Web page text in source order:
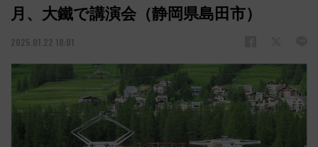
月、大鐵で講演会（静岡県島田市）
2025.01.22 18:01